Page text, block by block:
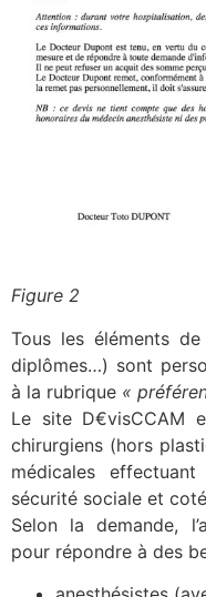
Figure 2
Tous les éléments
diplômes…) sont
à la rubrique «
Le site D€visCCAM
chirurgiens (hors
médicales
sécurité sociale et
Selon la demande,
pour répondre à des